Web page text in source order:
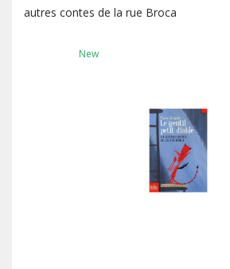
autres contes de la rue Broca
New